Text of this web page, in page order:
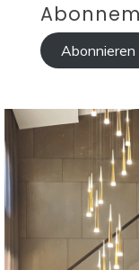
Abonnieren